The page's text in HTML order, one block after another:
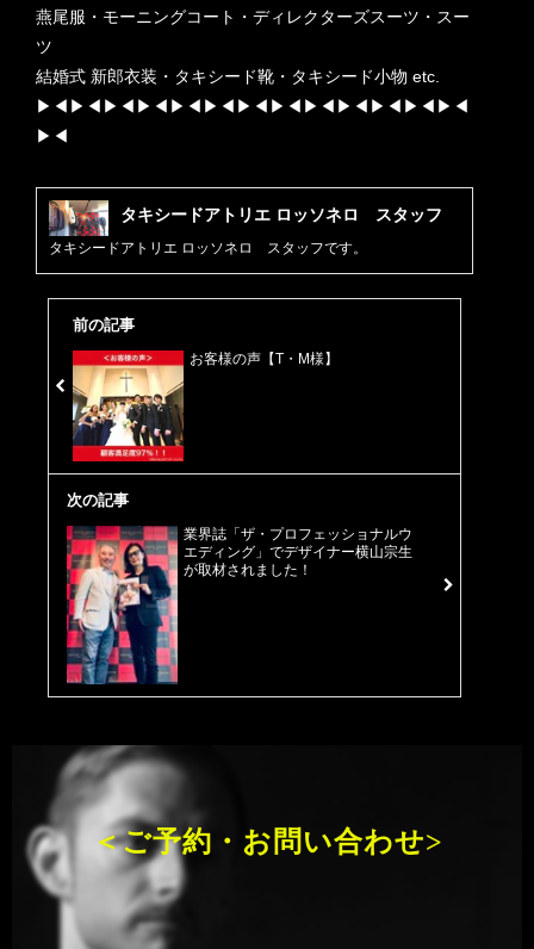
燕尾服・モーニングコート・ディレクターズスーツ・スー
ツ
結婚式 新郎衣装・タキシード靴・タキシード小物 etc.
▶︎◀︎▶︎◀︎▶︎◀︎▶︎◀︎▶︎◀︎▶︎◀︎▶︎◀︎▶︎◀︎▶︎◀︎▶︎◀︎▶︎◀︎▶︎◀︎▶︎◀︎
▶︎◀︎
タキシードアトリエ ロッソネロ スタッフ
タキシードアトリエ ロッソネロ スタッフです。
前の記事
お客様の声【T・M様】
次の記事
業界誌「ザ・プロフェッショナルウ
エディング」でデザイナー横山宗生
が取材されました！
＜ご予約・お問い合わせ>